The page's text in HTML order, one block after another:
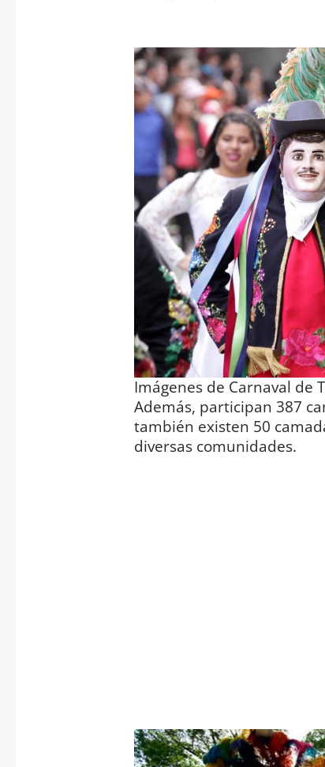
Imágenes de Carnaval de
Además, participan 387
también existen 50
diversas comunidades.